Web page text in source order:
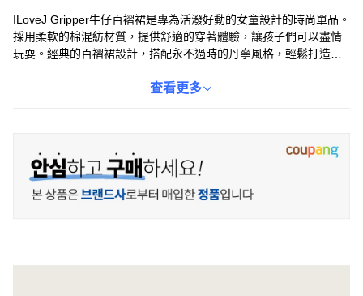
ILoveJ Gripper牛仔百褶裙是專為活潑好動的女童設計的時尚單品。
採用柔軟的棉混紡材質，提供舒適的穿著體驗，讓孩子們可以盡情
玩耍。經典的百褶裙設計，搭配永不過時的丹寧風格，輕鬆打造各
換裝。無論是搭配T恤還是襯衫，都能展現寶貝的獨特魅力。
查看更多